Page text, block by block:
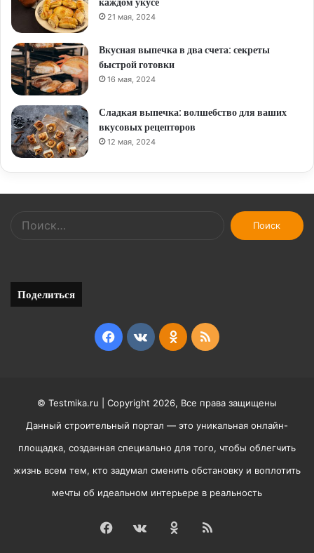
21 мая, 2024
Вкусная выпечка в два счета: секреты
быстрой готовки
16 мая, 2024
Сладкая выпечка: волшебство для ваших
вкусовых рецепторов
12 мая, 2024
Найти:
Поделиться
Facebook
vk.comOdnoklassniki
RSS
© Testmika.ru | Copyright 2026, Все права защищены
Данный строительный портал — это уникальная онлайн-
площадка, созданная специально для того, чтобы облегчить
жизнь всем тем, кто задумал сменить обстановку и воплотить
мечты об идеальном интерьере в реальность
Facebook
vk.comOdnoklassniki
RSS